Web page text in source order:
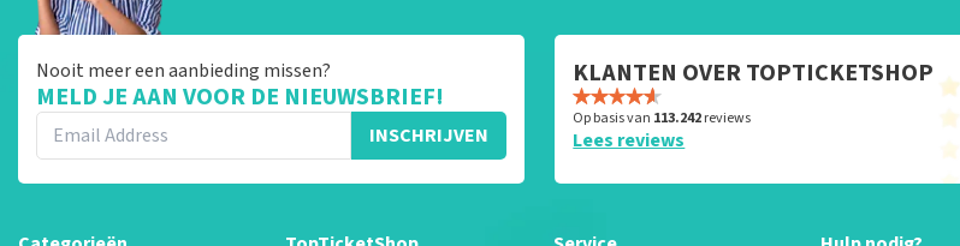
Nooit meer een aanbieding missen?
MELD JE AAN VOOR DE NIEUWSBRIEF!
INSCHRIJVEN
KLANTEN OVER TOPTICKETSHOP
Op basis van 113.242reviews
Lees reviews